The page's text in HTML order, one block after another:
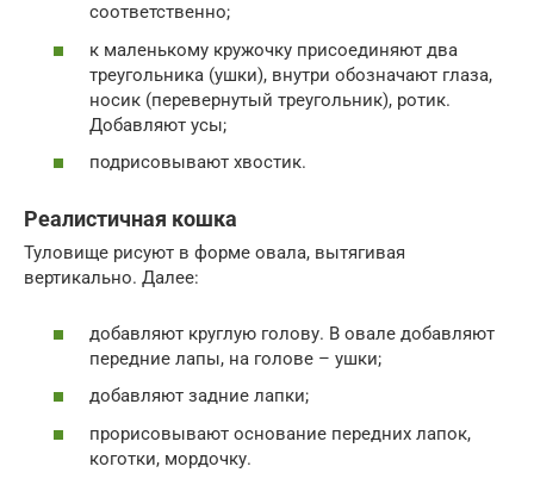
соответственно;
к маленькому кружочку присоединяют два
треугольника (ушки), внутри обозначают глаза,
носик (перевернутый треугольник), ротик.
Добавляют усы;
подрисовывают хвостик.
Реалистичная кошка
Туловище рисуют в форме овала, вытягивая
вертикально. Далее:
добавляют круглую голову. В овале добавляют
передние лапы, на голове – ушки;
добавляют задние лапки;
прорисовывают основание передних лапок,
коготки, мордочку.